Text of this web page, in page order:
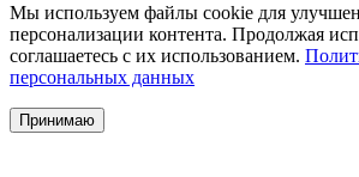
Мы используем файлы cookie для
персонализации контента. Продолжая
соглашаетесь с их использованием.
персональных данных
Принимаю